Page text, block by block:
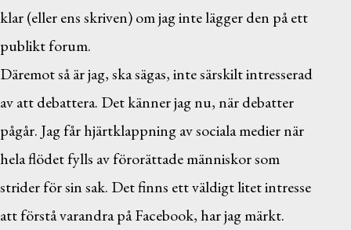
klar (eller ens skriven) om jag inte lägger den på ett
publikt forum.
Däremot så är jag, ska sägas, inte särskilt intresserad
av att debattera. Det känner jag nu, när debatter
pågår. Jag får hjärtklappning av sociala medier när
hela flödet fylls av förorättade människor som
strider för sin sak. Det finns ett väldigt litet intresse
att förstå varandra på Facebook, har jag märkt.